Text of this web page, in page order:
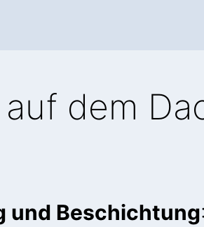
auf dem
und Beschichtung